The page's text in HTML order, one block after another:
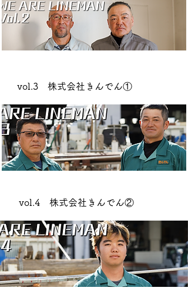
vol.3 株式会社きんでん①
vol.4 株式会社きんでん②